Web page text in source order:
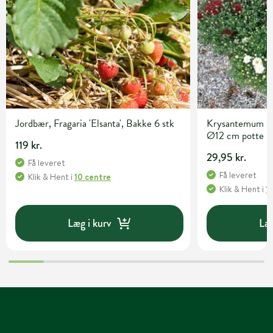
Jordbær, Fragaria 'Elsanta', Bakke 6 stk
119 kr.
Få leveret
Klik & Hent i 10 centre
Læg i kurv
Krysantemum
Ø12 cm potte
29,95 kr.
Få leveret
Klik & Hent i